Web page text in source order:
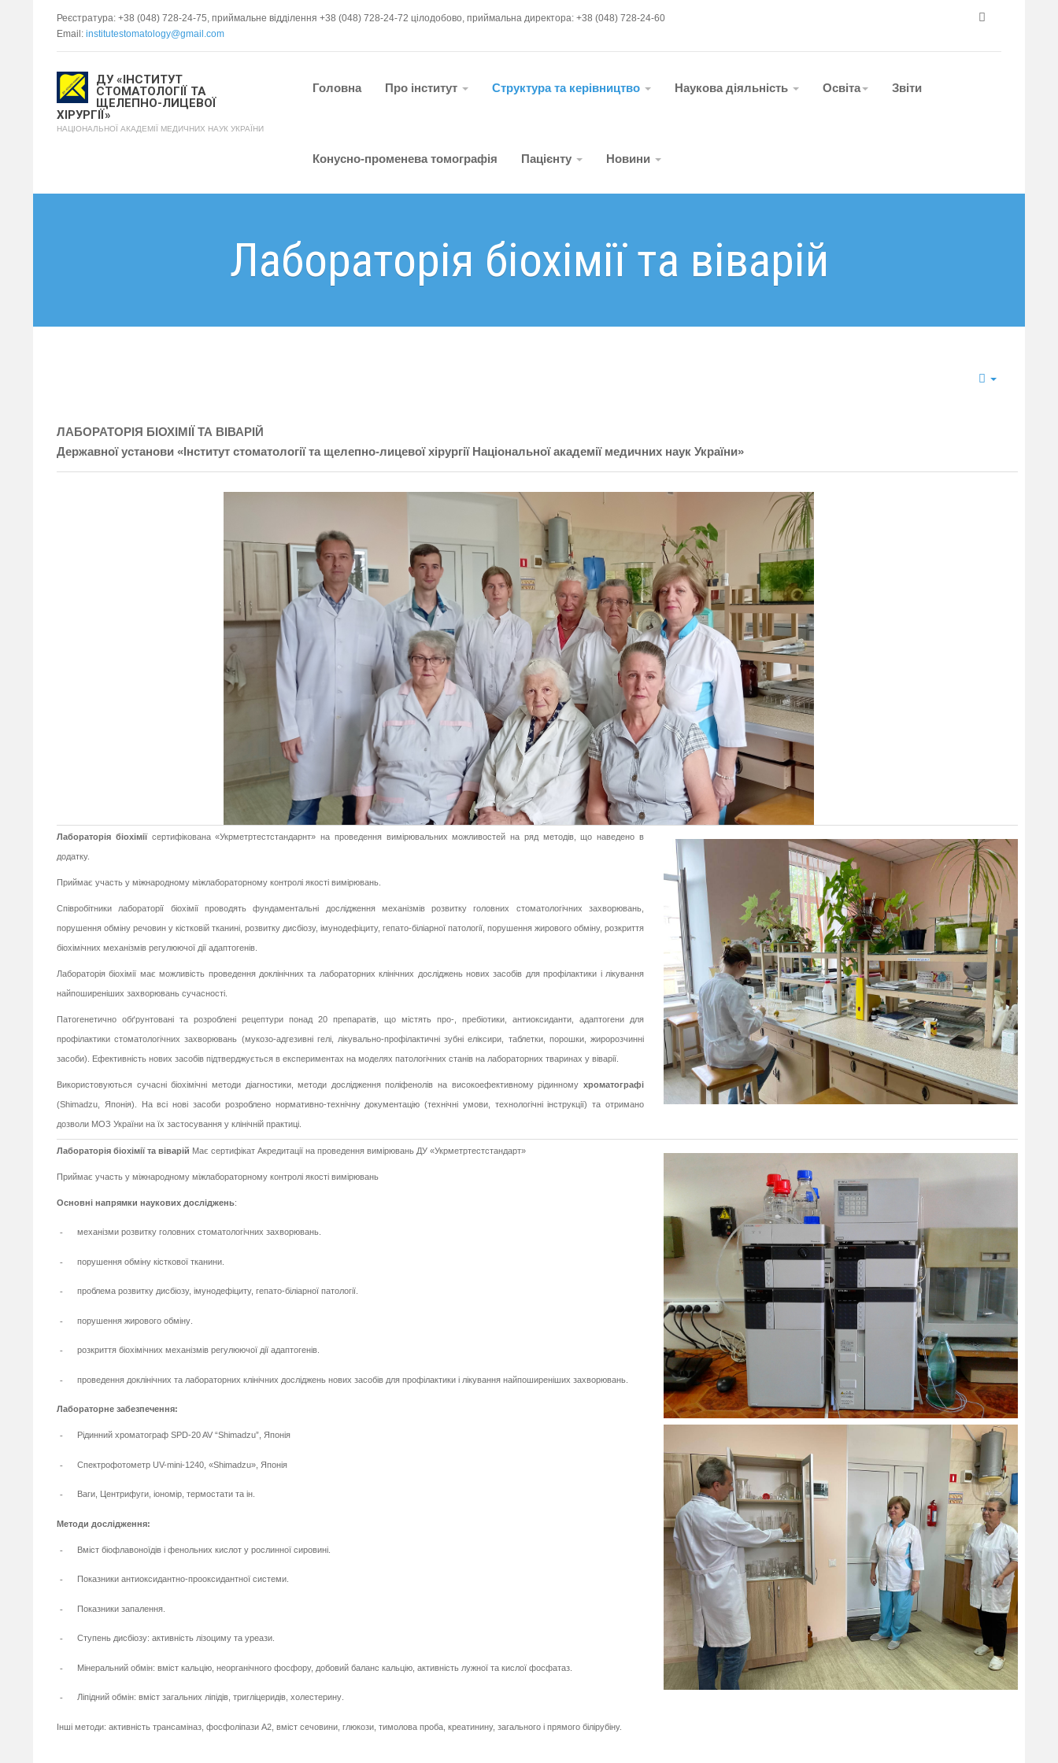
Реєстратура: +38 (048) 728-24-75, приймальне відділення +38 (048) 728-24-72 цілодобово, приймальна директора: +38 (048) 728-24-60
Email: institutestomatology@gmail.com
ДУ «ІНСТИТУТ
СТОМАТОЛОГІЇ ТА
ЩЕЛЕПНО-ЛИЦЕВОЇ
ХІРУРГІЇ»
НАЦІОНАЛЬНОЇ АКАДЕМІЇ МЕДИЧНИХ НАУК УКРАЇНИ
Головна Про інститут Структура та керівництво Наукова діяльність Освіта Звіти
Конусно-променева томографія Пацієнту Новини
Лабораторія біохімії та віварій
ЛАБОРАТОРІЯ БІОХІМІЇ ТА ВІВАРІЙ
Державної установи «Інститут стоматології та щелепно-лицевої хірургії Національної академії медичних наук України»
Лабораторія біохіміїсертифікована «Укрметртестстандарнт» на проведення вимірювальних можливостей на ряд методів, що наведено в
додатку.
Приймає участь у міжнародному міжлабораторному контролі якості вимірювань.
Співробітники лабораторії біохімії проводять фундаментальні дослідження механізмів розвитку головних стоматологічних захворювань,
порушення обміну речовин у кістковій тканині, розвитку дисбіозу, імунодефіциту, гепато-біліарної патології, порушення жирового обміну, розкриття
біохімічних механізмів регулюючої дії адаптогенів.
Лабораторія біохімії має можливість проведення доклінічних та лабораторних клінічних досліджень нових засобів для профілактики і лікування
найпоширеніших захворювань сучасності.
Патогенетично обґрунтовані та розроблені рецептури понад 20 препаратів, що містять про-, пребіотики, антиоксиданти, адаптогени для
профілактики стоматологічних захворювань (мукозо-адгезивні гелі, лікувально-профілактичні зубні еліксири, таблетки, порошки, жиророзчинні
засоби). Ефективність нових засобів підтверджується в експериментах на моделях патологічних станів на лабораторних тваринах у віварії.
Використовуються сучасні біохімічні методи діагностики, методи дослідження поліфенолів на високоефективному рідинному хроматографі
(Shimadzu, Японія). На всі нові засоби розроблено нормативно-технічну документацію (технічні умови, технологічні інструкції) та отримано
дозволи МОЗ України на їх застосування у клінічній практиці.
Лабораторія біохімії та віварій Має сертифікат Акредитації на проведення вимірювань ДУ «Укрметртестстандарт»
Приймає участь у міжнародному міжлабораторному контролі якості вимірювань
Основні напрямки наукових досліджень:
- механізми розвитку головних стоматологічних захворювань
- порушення обміну кісткової тканини.
- проблема розвитку дисбіозу, імунодефіциту, гепато-біліарної патології.
- порушення жирового обміну
- розкриття біохімічних механізмів регулюючої дії адаптогенів.
- проведення доклінічних та лабораторних клінічних досліджень нових засобів для профілактики і лікування найпоширеніших захворювань.
Лабораторне забезпечення:
- Рідинний хроматограф SPD-20 AV “Shimadzu”, Японія
- Спектрофотометр UV-mini-1240, «Shimadzu», Японія
- Ваги, Центрифуги, іономір, термостати та ін.
Методи дослідження:
- Вміст біофлавоноїдів і фенольних кислот у рослинної сировині
- Показники антиоксидантно-прооксидантної системи
- Показники запалення.
- Ступень дисбіозу: активність лізоциму та уреази
- Мінеральний обмін: вміст кальцію, неорганічного фосфору, добовий баланс кальцію, активність лужної та кислої фосфатаз.
- Ліпідний обмін: вміст загальних ліпідів, тригліцеридів, холестерину
Інші методи: активність трансаміназ, фосфоліпази А2, вміст сечовини, глюкози, тимолова проба, креатинину, загального і прямого білірубіну.